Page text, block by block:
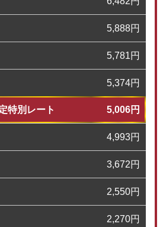
5,888円
5,781円
5,374円
特別レート 5,006円
4,993円
3,672円
2,550円
2,270円